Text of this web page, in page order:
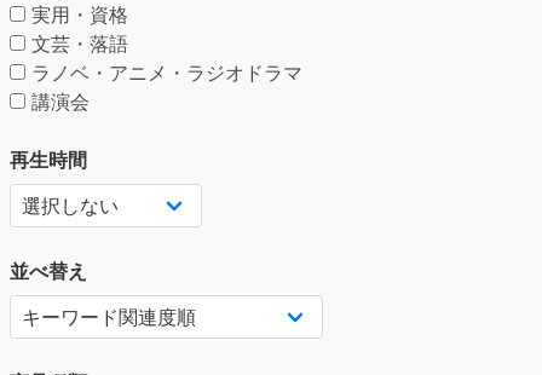
実用・資格
文芸・落語
ラノベ・アニメ・ラジオドラマ
講演会
再生時間
並べ替え